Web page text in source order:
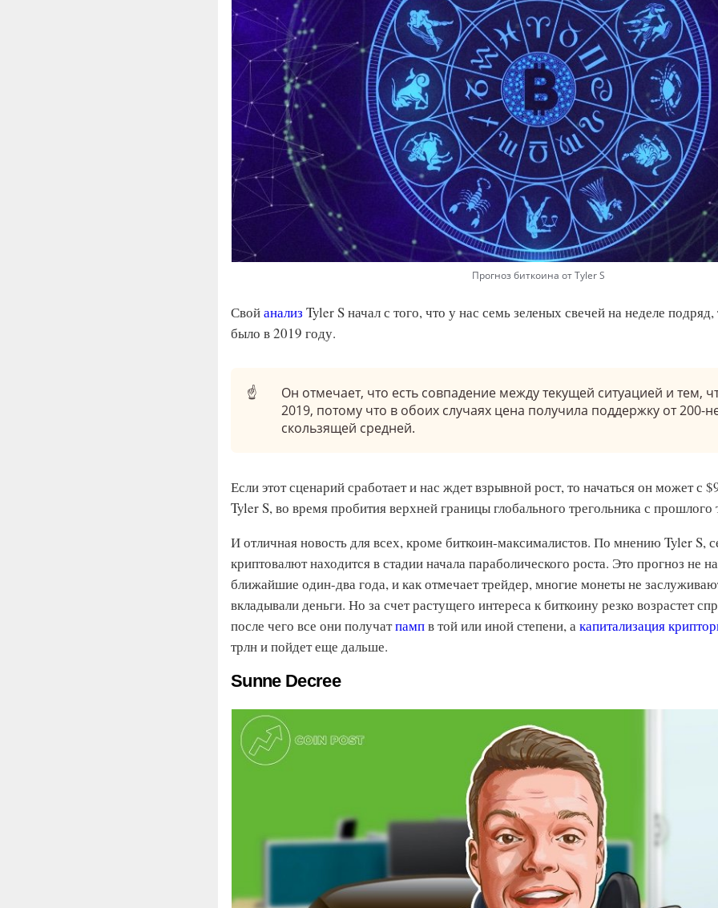
Прогноз биткоина от Tyler S
Свойанализ Tyler S начал с того, что у нас семь зеленых свечей на неделе
было в 2019 году.
☝️
Он отмечает, что есть совпадение между текущей ситуацией и тем,
2019, потому что в обоих случаях цена получила поддержку от 200-
скользящей средней.
Если этот сценарий сработает и нас ждет взрывной рост, то начаться он может с
Tyler S, во время пробития верхней границы глобального трегольника с
И отличная новость для всех, кроме биткоин-максималистов. По мнению Tyler S,
криптовалют находится в стадии начала параболического роста. Это прогноз не
ближайшие один-два года, и как отмечает трейдер, многие монеты не
вкладывали деньги. Но за счет растущего интереса к биткоину резко возрастет
после чего все они получатпампв той или иной степени, акапитализация
трлн и пойдет еще дальше.
Sunne Decree